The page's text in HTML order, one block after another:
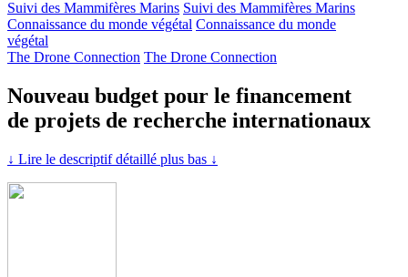
Suivi des Mammifères Marins Suivi des Mammifères Marins
Connaissance du monde végétal Connaissance du monde
végétal
The Drone Connection The Drone Connection
Nouveau budget pour le financement
de projets de recherche internationaux
↓ Lire le descriptif détaillé plus bas ↓